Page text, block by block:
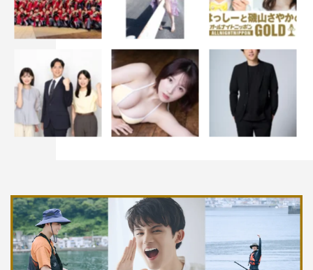
ードを明かした。
中田監督も「僕も忘れっぽくて、最近メガネを無くしま
して…鉄道会社にも電話をしましたが見つからず新調しま
したね。忘れると言うと、池田さんから、撮影の時に『ス
タート！』を言い忘れてると言われることがあって…それ
はさすがにないでしょうと思いますけど（笑）」と話し、
会場を沸かせた。
りが行われようと木槌が振り上げられたその瞬間、BGMに
ノイズが…。そして、客席から貞子が登場。客席からは絶
叫が上がった。貞子もそろい、『貞子』の呪いが全国に届
くようみんなで井戸割りを実施。貞子も自らくす玉を割